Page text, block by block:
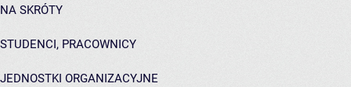
NA SKRÓTY
STUDENCI, PRACOWNICY
JEDNOSTKI ORGANIZACYJNE